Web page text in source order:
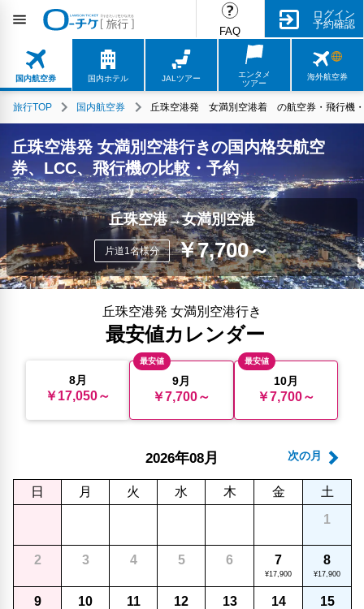
FAQ
ログイン
予約確認
国内航空券 国内ホテル JALツアー
エンタメ
ツアー
海外航空券
旅行TOP 国内航空券 丘珠空港発 女満別空港着 の航空券・飛行機
丘珠空港発 女満別空港行きの国内格安航空
券、LCC、飛行機の比較・予約
丘珠空港→女満別空港
片道1名様分 ￥7,700～
丘珠空港発 女満別空港行き
最安値カレンダー
8月
￥17,050～
最安値
9月
￥7,700～
最安値
10月
￥7,700～
次の月
2026年08月
日 月 火 水 木 金
土
1
2 3 4 5 6 7
¥17,900
8
¥17,900
9 10 11 12 13 14 15